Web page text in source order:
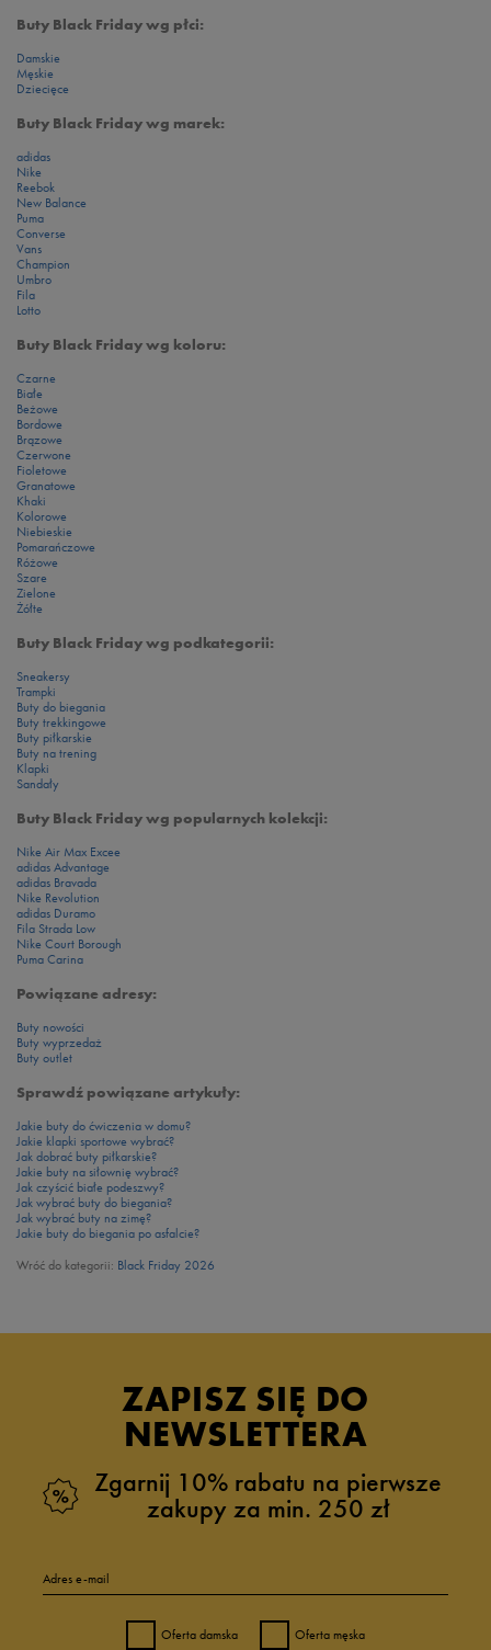
Buty Black Friday wg płci:
Damskie
Męskie
Dziecięce
Buty Black Friday wg marek:
adidas
Nike
Reebok
New Balance
Puma
Converse
Vans
Champion
Umbro
Fila
Lotto
Buty Black Friday wg koloru:
Czarne
Białe
Beżowe
Bordowe
Brązowe
Czerwone
Fioletowe
Granatowe
Khaki
Kolorowe
Niebieskie
Pomarańczowe
Różowe
Szare
Zielone
Żółte
Buty Black Friday wg podkategorii:
Sneakersy
Trampki
Buty do biegania
Buty trekkingowe
Buty piłkarskie
Buty na trening
Klapki
Sandały
Buty Black Friday wg popularnych kolekcji:
Nike Air Max Excee
adidas Advantage
adidas Bravada
Nike Revolution
adidas Duramo
Fila Strada Low
Nike Court Borough
Puma Carina
Powiązane adresy:
Buty nowości
Buty wyprzedaż
Buty outlet
Sprawdź powiązane artykuły:
Jakie buty do ćwiczenia w domu?
Jakie klapki sportowe wybrać?
Jak dobrać buty piłkarskie?
Jakie buty na siłownię wybrać?
Jak czyścić białe podeszwy?
Jak wybrać buty do biegania?
Jak wybrać buty na zimę?
Jakie buty do biegania po asfalcie?
Wróć do kategorii: Black Friday 2026
ZAPISZ SIĘ DO
NEWSLETTERA
Zgarnij 10% rabatu na pierwsze
zakupy za min. 250 zł
Adres e-mail
Oferta damska Oferta męska